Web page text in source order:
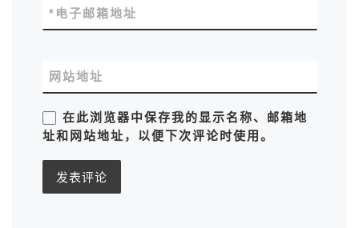
电子邮箱地址
*
网站地址
在此浏览器中保存我的显示名称、邮箱地
址和网站地址，以便下次评论时使用。